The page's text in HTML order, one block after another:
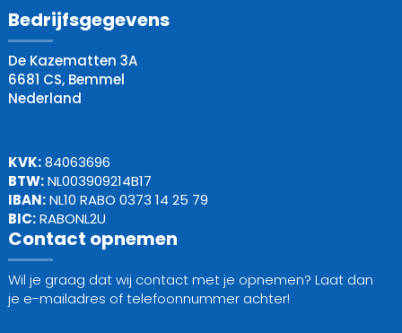
Bedrijfsgegevens
De Kazematten 3A
6681 CS, Bemmel
Nederland
KVK:84063696
BTW:NL003909214B17
IBAN:NL10 RABO 0373 14 25 79
BIC:RABONL2U
Contact opnemen
Wil je graag dat wij contact met je opnemen? Laat dan
je e-mailadres of telefoonnummer achter!